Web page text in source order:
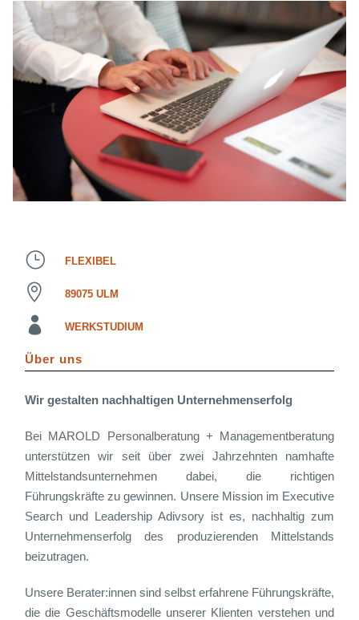
FLEXIBEL
89075 ULM
WERKSTUDIUM
Über uns
Wir gestalten nachhaltigen Unternehmenserfolg
Bei MAROLD Personalberatung + Managementberatung
unterstützen wir seit über zwei Jahrzehnten namhafte
Mittelstandsunternehmen dabei, die richtigen
Führungskräfte zu gewinnen. Unsere Mission im Executive
Search und Leadership Adivsory ist es, nachhaltig zum
Unternehmenserfolg des produzierenden Mittelstands
beizutragen.
Unsere Berater:innen sind selbst erfahrene Führungskräfte,
die die Geschäftsmodelle unserer Klienten verstehen und